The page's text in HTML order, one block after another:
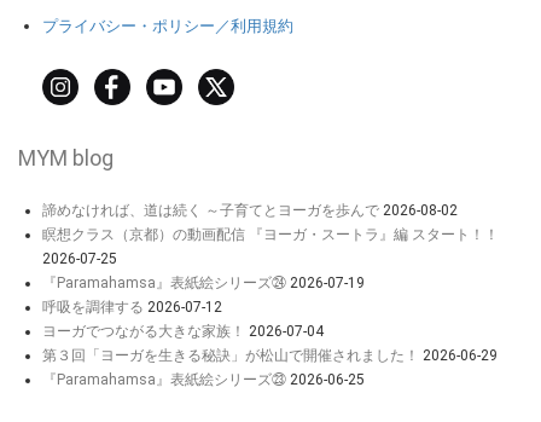
プライバシー・ポリシー／利用規約
MYM blog
諦めなければ、道は続く ～子育てとヨーガを歩んで 2026-08-02
瞑想クラス（京都）の動画配信 『ヨーガ・スートラ』編 スタート！！
2026-07-25
『Paramahamsa』表紙絵シリーズ㉔ 2026-07-19
呼吸を調律する 2026-07-12
ヨーガでつながる大きな家族！
2026-07-04
第３回「ヨーガを生きる秘訣」が松山で開催されました！
2026-06-29
『Paramahamsa』表紙絵シリーズ㉓ 2026-06-25